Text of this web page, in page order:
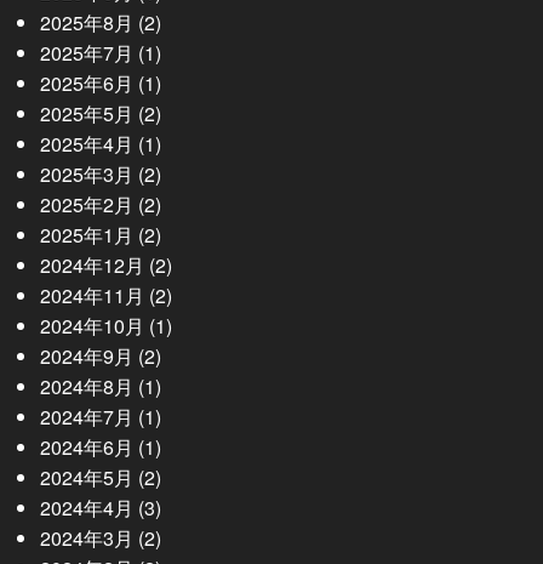
2025年8月 (2)
2025年7月 (1)
2025年6月 (1)
2025年5月 (2)
2025年4月 (1)
2025年3月 (2)
2025年2月 (2)
2025年1月 (2)
2024年12月 (2)
2024年11月 (2)
2024年10月 (1)
2024年9月 (2)
2024年8月 (1)
2024年7月 (1)
2024年6月 (1)
2024年5月 (2)
2024年4月 (3)
2024年3月 (2)